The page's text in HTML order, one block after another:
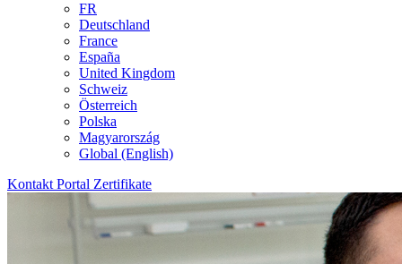
FR
Deutschland
France
España
United Kingdom
Schweiz
Österreich
Polska
Magyarország
Global (English)
Kontakt Portal Zertifikate